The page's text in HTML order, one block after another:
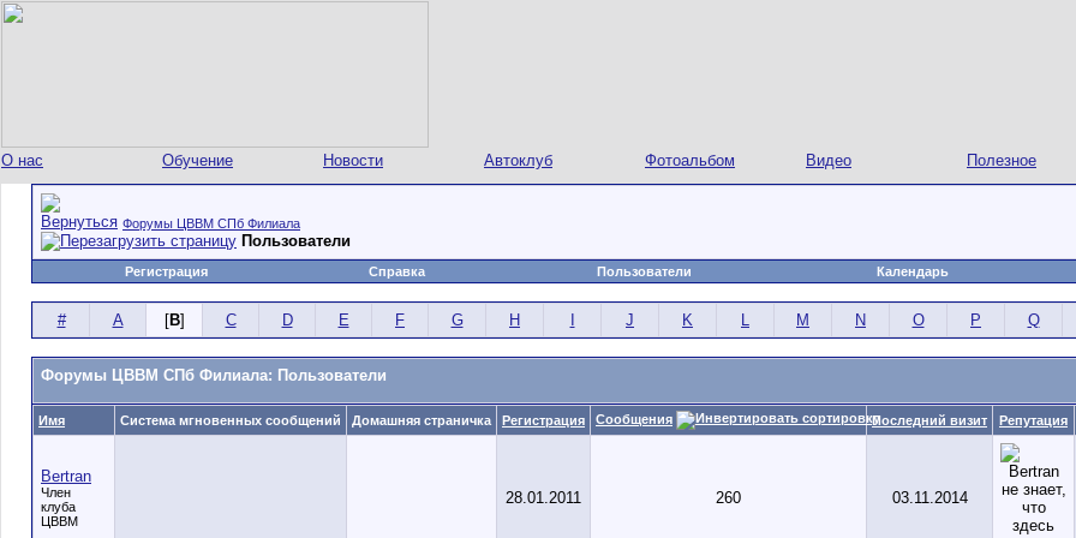
О нас Обучение Новости Автоклуб Фотоальбом Видео Полезное
Форумы ЦВВМ СПб Филиала
Пользователи
Регистрация Справка Пользователи Календарь
# A [B] C D E F G H J K L M N O P Q
Форумы ЦВВМ СПб Филиала: Пользователи
Имя Система мгновенных сообщений Домашняя страничка Регистрация Сообщения Последний визит Репутация
Bertran
Член
клуба
ЦВВМ
28.01.2011 260 03.11.2014